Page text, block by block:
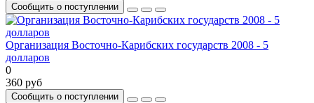
Сообщить о поступлении
Организация Восточно-Карибских государств 2008 - 5
долларов
0
360 руб
Сообщить о поступлении